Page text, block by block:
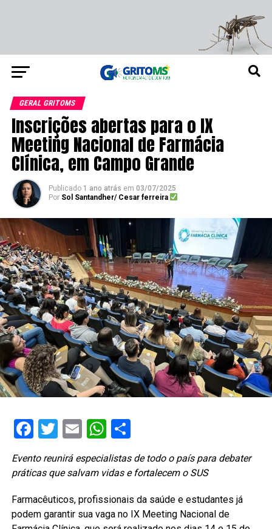
GERAL GRITOMS
Inscrições abertas para o IX
Meeting Nacional de Farmácia
Clínica, em Campo Grande
Publicado 1 ano atrás em 03/07/2025
Por Sol Santandher/ Cesar ferreira
Facebook
Twitter
EmailWhatsApp
Share
Evento reunirá especialistas de todo o país para debater
práticas que salvam vidas e fortalecem o SUS
Farmacêuticos, profissionais da saúde e estudantes já
podem garantir sua vaga no IX Meeting Nacional de